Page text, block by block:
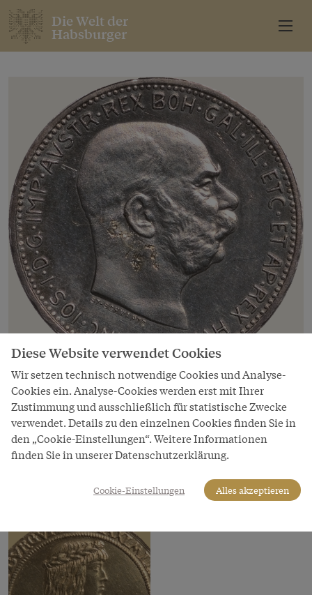
Die Welt der
Habsburger
Münze, 1 Krone, 1912, abgebildete Person:
Kaiser Franz Joseph
Copyright
Kunsthistorisches Museum
Kunsthistorisches Museum Wien
Diese Website verwendet Cookies
Wir setzen technisch notwendige Cookies und Analyse-
Cookies ein. Analyse-Cookies werden erst mit Ihrer
Zustimmung und ausschließlich für statistische Zwecke
verwendet. Details zu den einzelnen Cookies finden Sie in
den „Cookie-Einstellungen“. Weitere Informationen
finden Sie in unserer Datenschutzerklärung.
Cookie-Einstellungen Alles akzeptieren